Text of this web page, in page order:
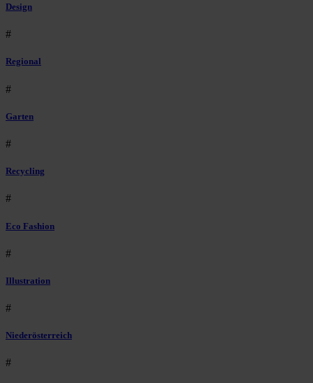
Design
#
Regional
#
Garten
#
Recycling
#
Eco Fashion
#
Illustration
#
Niederösterreich
#